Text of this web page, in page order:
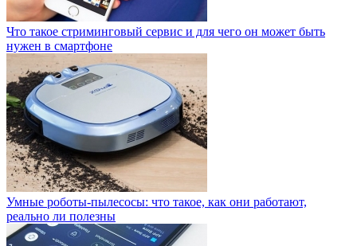
Что такое стриминговый сервис и для чего он может быть
нужен в смартфоне
Умные роботы-пылесосы: что такое, как они работают,
реально ли полезны